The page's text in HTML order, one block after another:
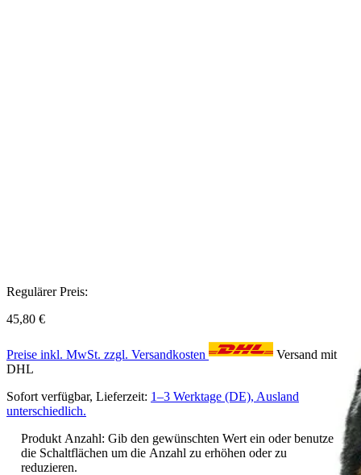
Regulärer Preis:
45,80 €
Preise inkl. MwSt. zzgl. Versandkosten
Versand mit
DHL
Sofort verfügbar, Lieferzeit: 1–3 Werktage (DE), Ausland
unterschiedlich.
Produkt Anzahl: Gib den gewünschten Wert ein oder benutze
die Schaltflächen um die Anzahl zu erhöhen oder zu
reduzieren.